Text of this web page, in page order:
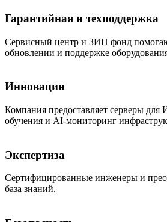
Гарантийная и техподдержка
Сервисный центр и ЗИП фонд
обновлении и поддержке
Инновации
Компания предоставляет серверы
обучения и AI-мониторинг
Экспертиза
Сертифицированные инженеры и
база знаний.